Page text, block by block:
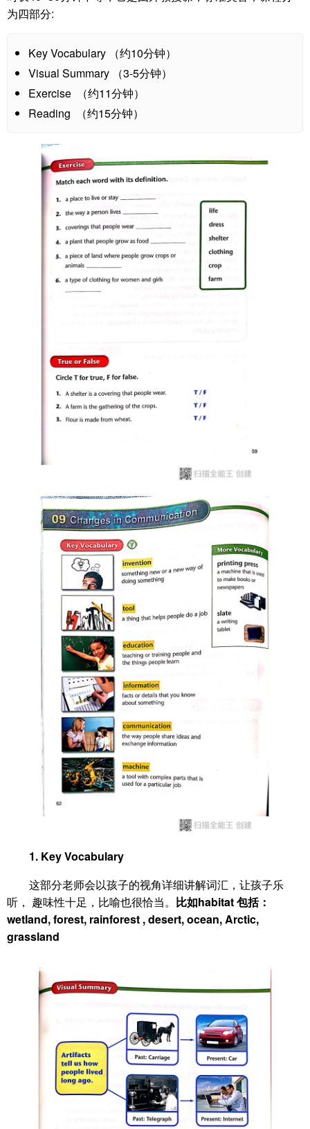
为四部分:
Key Vocabulary （约10分钟）
Visual Summary （3-5分钟）
Exercise （约11分钟）
Reading （约15分钟）
1. Key Vocabulary
这部分老师会以孩子的视角详细讲解词汇，让孩子乐
听， 趣味性十足，比喻也很恰当。 比如habitat 包括：
wetland, forest, rainforest , desert, ocean, Arctic,
grassland